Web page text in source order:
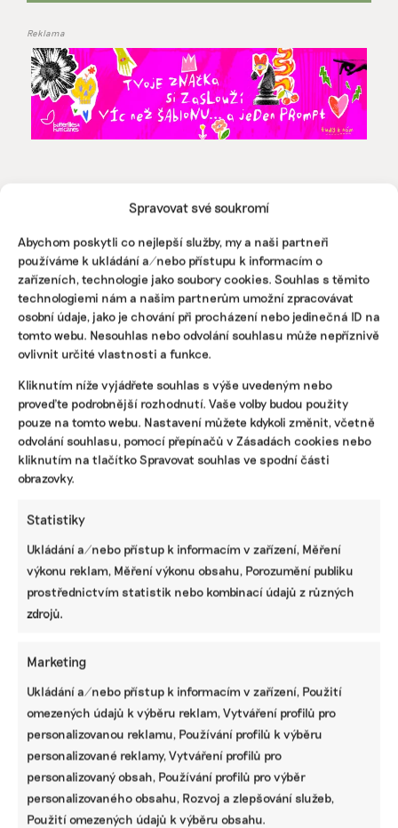
Spravovat své soukromí
Abychom poskytli co nejlepší služby, my a naši partneři
používáme k ukládání a/nebo přístupu k informacím o
zařízeních, technologie jako soubory cookies. Souhlas s těmito
technologiemi nám a našim partnerům umožní zpracovávat
osobní údaje, jako je chování při procházení nebo jedinečná ID na
tomto webu. Nesouhlas nebo odvolání souhlasu může nepříznivě
ovlivnit určité vlastnosti a funkce.
Kliknutím níže vyjádřete souhlas s výše uvedeným nebo
proveďte podrobnější rozhodnutí. Vaše volby budou použity
pouze na tomto webu. Nastavení můžete kdykoli změnit, včetně
odvolání souhlasu, pomocí přepínačů v Zásadách cookies nebo
kliknutím na tlačítko Spravovat souhlas ve spodní části
obrazovky.
Statistiky
Ukládání a/nebo přístup k informacím v zařízení, Měření
výkonu reklam, Měření výkonu obsahu, Porozumění publiku
prostřednictvím statistik nebo kombinací údajů z různých
zdrojů.
Marketing
Ukládání a/nebo přístup k informacím v zařízení, Použití
omezených údajů k výběru reklam, Vytváření profilů pro
personalizovanou reklamu, Používání profilů k výběru
personalizované reklamy, Vytváření profilů pro
personalizovaný obsah, Používání profilů pro výběr
personalizovaného obsahu, Rozvoj a zlepšování služeb,
Použití omezených údajů k výběru obsahu.
Reklama
Pomozte udržet důležité
informace dostupné všem.
Díky vaší podpoře se můžeme pustit do témat,
která by jinak nevznikla.
Přispějte na vznik obsahu.
SDÍLET